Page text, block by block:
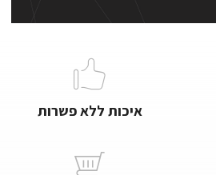
איכות ללא פשרות